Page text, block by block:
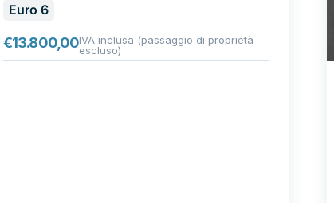
Euro 6
€13.800,00IVA inclusa (passaggio di proprietà
escluso)